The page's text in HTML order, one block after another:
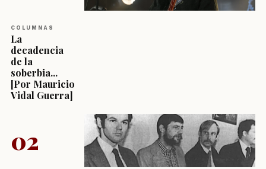
COLUMNAS
La
decadencia
de la
soberbia...
[Por Mauricio
Vidal Guerra]
02